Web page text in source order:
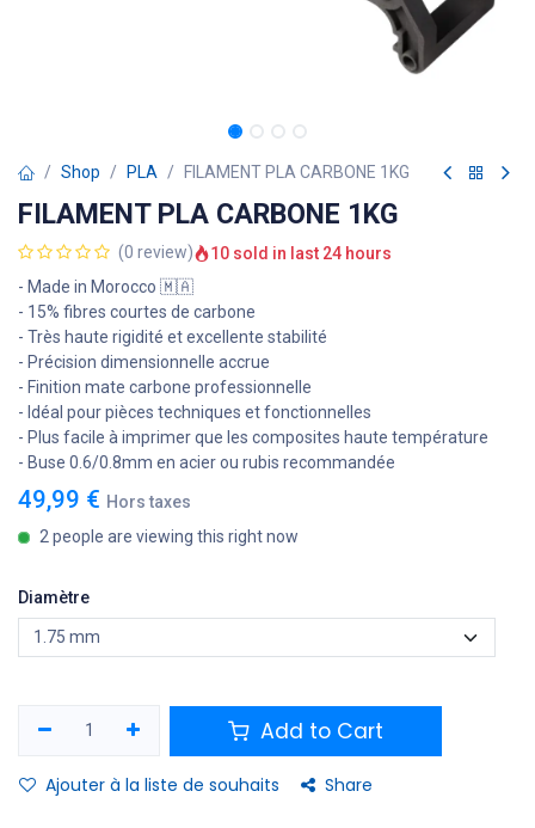
Shop PLA FILAMENT PLA CARBONE 1KG
FILAMENT PLA CARBONE 1KG
(0 review)
10 sold in last 24 hours
- Made in Morocco 🇲🇦
- 15% fibres courtes de carbone
- Très haute rigidité et excellente stabilité
- Précision dimensionnelle accrue
- Finition mate carbone professionnelle
- Idéal pour pièces techniques et fonctionnelles
- Plus facile à imprimer que les composites haute température
- Buse 0.6/0.8mm en acier ou rubis recommandée
49,99 € Hors taxes
2 people are viewing this right now
Diamètre
Add to Cart
Ajouter à la liste de souhaits Share